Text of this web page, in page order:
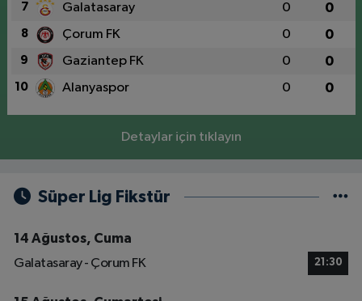
7 Galatasaray 0 0
8 Çorum FK 0 0
9 Gaziantep FK 0 0
10 Alanyaspor 0 0
Detaylar için tıklayın
Süper Lig Fikstür
14 Ağustos, Cuma
Galatasaray - Çorum FK
21:30